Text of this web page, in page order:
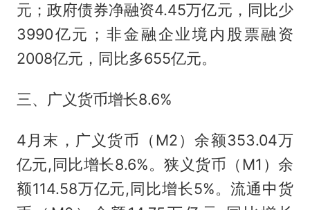
元；政府债券净融资4.45万亿元，同比少
3990亿元；非金融企业境内股票融资
2008亿元，同比多655亿元。
三、广义货币增长8.6%
4月末，广义货币（M2）余额353.04万
亿元,同比增长8.6%。狭义货币（M1）余
额114.58万亿元,同比增长5%。流通中货